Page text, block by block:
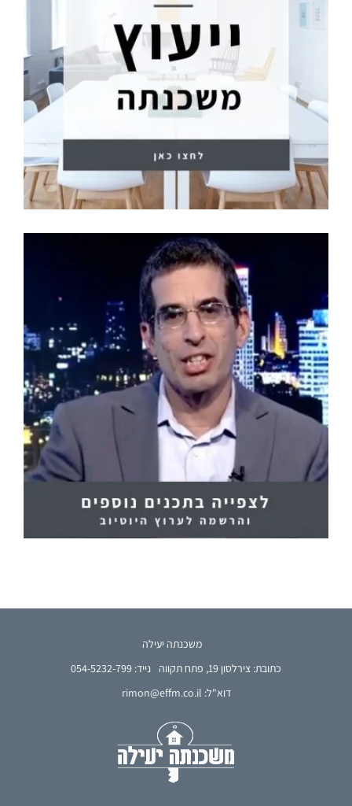
משכנתה יעילה
כתובת: צירלסון 19, פתח תקווה
נייד: 054-5232-799
דוא"ל: rimon@effm.co.il